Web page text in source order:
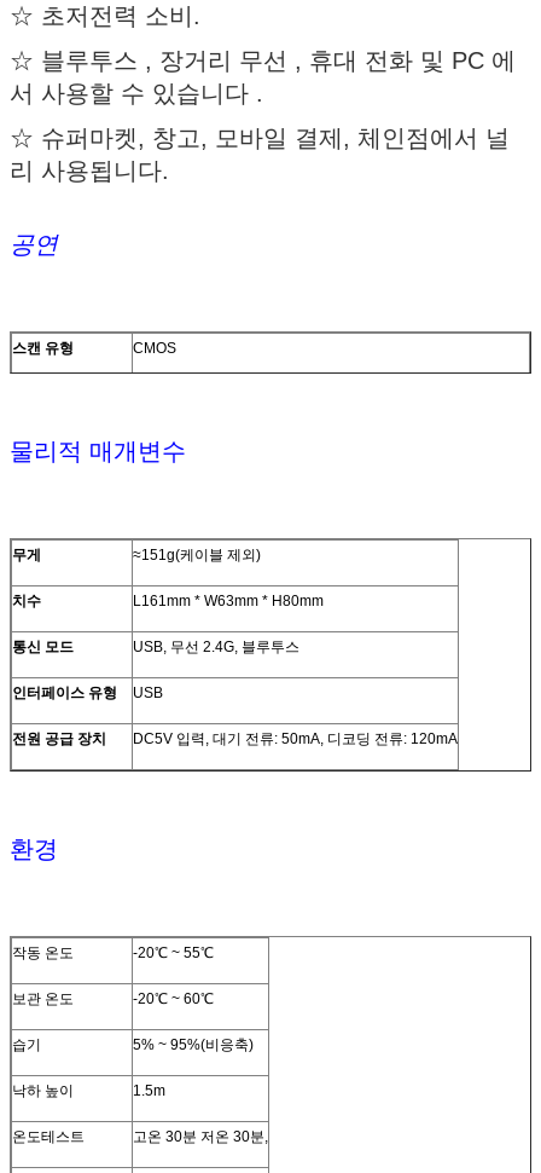
☆ 초저전력 소비.
☆ 블루투스 , 장거리 무선 , 휴대 전화 및 PC 에
서 사용할 수 있습니다 .
☆ 슈퍼마켓, 창고, 모바일 결제, 체인점에서 널
리 사용됩니다.
공연
스캔 유형 CMOS
CPU 32비트
시작 시간 4초
해결 ≥3mil/0.076mm(PCS90%, 코드 39)
디코딩 속도 35CM/S
피사계 심도 3mil:50~130mm,13mil:50~270mm
스캔 모드 수동, 자동 감지
저장 16Mb(100,000개 이상의 제품 코드)
배터리 용량 2200mAh
배터리 충전 시간 약 5시간
물리적 매개변수
무게 ≈151g(케이블 제외)
치수 L161mm * W63mm * H80mm
통신 모드 USB, 무선 2.4G, 블루투스
인터페이스 유형 USB
전원 공급 장치 DC5V 입력, 대기 전류: 50mA, 디코딩 전류: 120mA
환경
작동 온도 -20℃ ~ 55℃
보관 온도 -20℃ ~ 60℃
습기 5% ~ 95%(비응축)
낙하 높이 1.5m
온도테스트 고온 30분 저온 30분,